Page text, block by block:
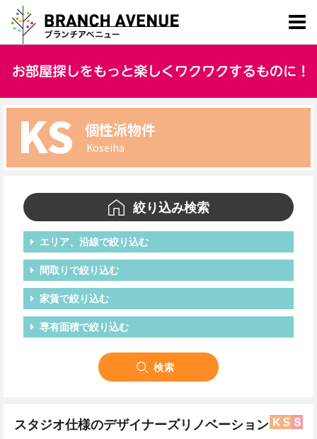
KS 個性派物件
Koseiha
絞り込み検索
エリア、沿線で絞り込む
間取りで絞り込む
家賃で絞り込む
専有面積で絞り込む
スタジオ仕様のデザイナーズリノベーション